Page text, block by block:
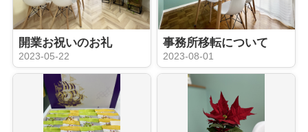
開業お祝いのお礼
2023-05-22
事務所移転について
2023-08-01